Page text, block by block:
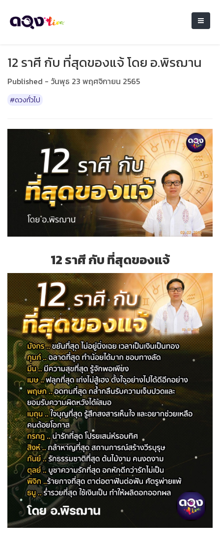
12 ราศี กับ ที่สุดของแจ้ โดย อ.พิรฌาน
Published - วันพุธ 23 พฤศจิกายน 2565
#ดวงทั่วไป
12 ราศี กับ ที่สุดของแจ้